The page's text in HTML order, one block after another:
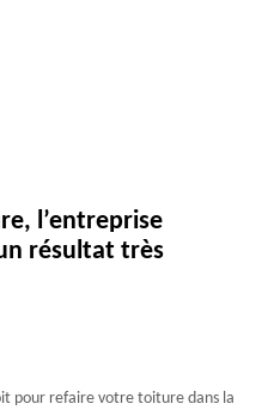
l’entreprise
résultat très
pour refaire votre toiture dans la